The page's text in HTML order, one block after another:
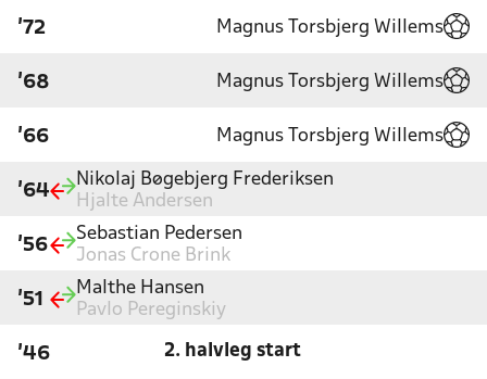
'72 Magnus Torsbjerg Willems
'68 Magnus Torsbjerg Willems
'66 Magnus Torsbjerg Willems
'64
Nikolaj Bøgebjerg Frederiksen
Hjalte Andersen
'56
Sebastian Pedersen
Jonas Crone Brink
'51
Malthe Hansen
Pavlo Pereginskiy
'46 2. halvleg start